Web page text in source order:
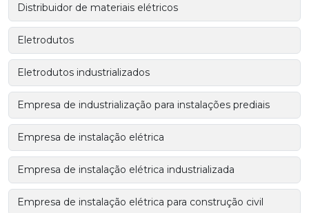
Distribuidor de materiais elétricos
Eletrodutos
Eletrodutos industrializados
Empresa de industrialização para instalações prediais
Empresa de instalação elétrica
Empresa de instalação elétrica industrializada
Empresa de instalação elétrica para construção civil